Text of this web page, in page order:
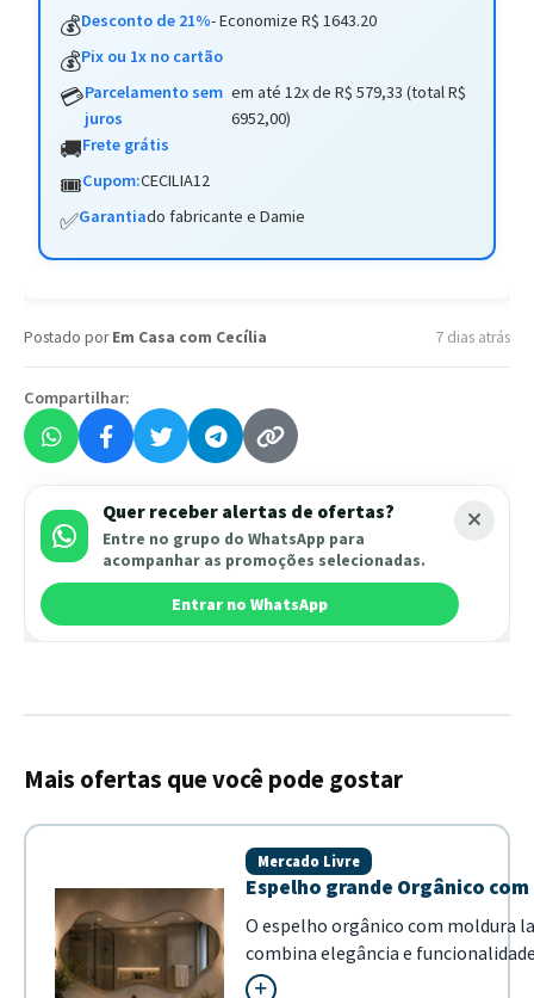
💰Desconto de 21%- Economize R$ 1643.20
💰Pix ou 1x no cartão
💳Parcelamento sem
juros
em até 12x de R$ 579,33 (total R$
6952,00)
🚚Frete grátis
🎟️Cupom:CECILIA12
✅Garantiado fabricante e Damie
Postado porEm Casa com Cecília 7 dias atrás
Compartilhar:
Quer receber alertas de ofertas?
Entre no grupo do WhatsApp para
acompanhar as promoções selecionadas.
Entrar no WhatsApp
Mais ofertas que você pode gostar
Espelho grande Orgânico
Mercado Livre
O espelho orgânico com moldura
combina elegância e
caramelo conferem um estilo